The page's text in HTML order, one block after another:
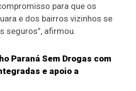
para que os
e dos bairros vizinhos se
seguros”, afirmou.
Paraná Sem Drogas com
e apoio a